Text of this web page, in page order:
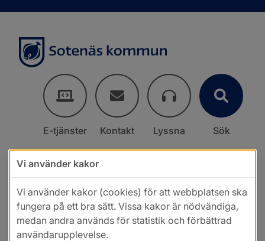
E-tjänster Kontakt Lyssna Sök
Vi använder kakor
Vi använder kakor (cookies) för att webbplatsen ska
fungera på ett bra sätt. Vissa kakor är nödvändiga,
medan andra används för statistik och förbättrad
användarupplevelse.